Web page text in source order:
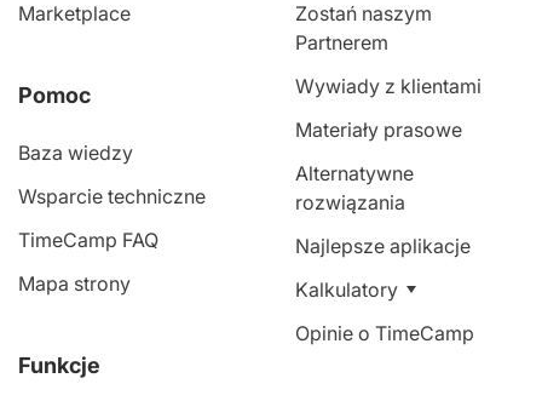
Marketplace
Pomoc
Baza wiedzy
Wsparcie techniczne
TimeCamp FAQ
Mapa strony
Funkcje
Zostań naszym
Partnerem
Wywiady z klientami
Materiały prasowe
Alternatywne
rozwiązania
Najlepsze aplikacje
Kalkulatory
Opinie o TimeCamp